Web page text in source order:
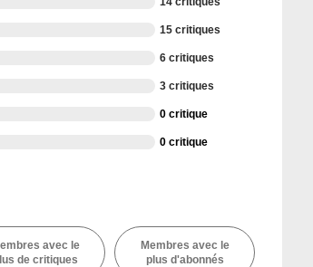
15 critiques
6 critiques
3 critiques
0 critique
0 critique
avec le
de critiques
Membres avec le
plus d'abonnés